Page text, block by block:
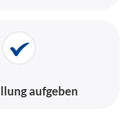
aufgeben